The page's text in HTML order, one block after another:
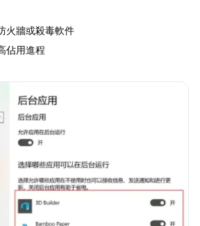
火牆或殺毒軟件
佔用進程